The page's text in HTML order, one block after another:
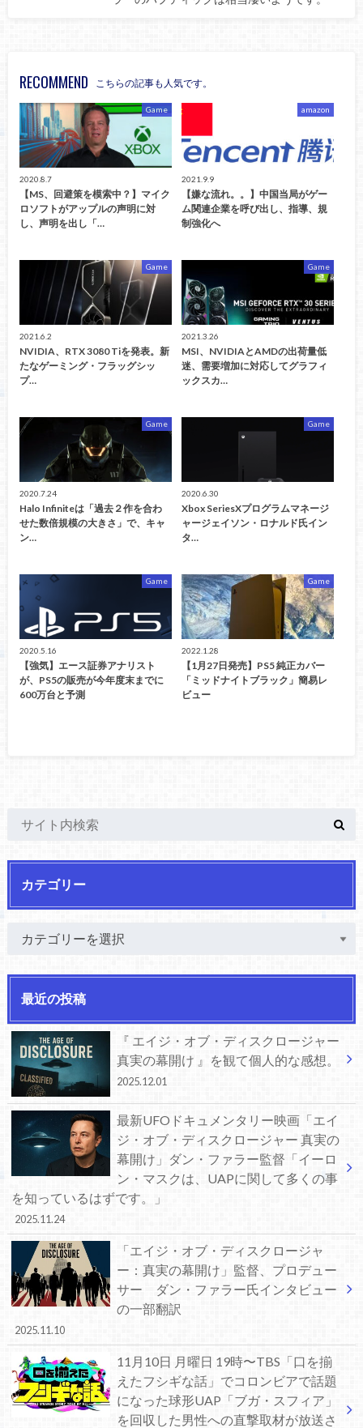
RECOMMEND こちらの記事も人気です。
Game
2020.8.7
【MS、回避策を模索中？】マイク
ロソフトがアップルの声明に対
し、声明を出し「…
amazon
2021.9.9
【嫌な流れ。。】中国当局がゲー
ム関連企業を呼び出し、指導、規
制強化へ
Game
2021.6.2
NVIDIA、RTX 3080 Tiを発表。新
たなゲーミング・フラッグシッ
プ…
Game
2021.3.26
MSI、NVIDIAとAMDの出荷量低
迷、需要増加に対応してグラフィ
ックスカ…
Game
2020.7.24
Halo Infiniteは「過去２作を合わ
せた数倍規模の大きさ」で、キャ
ン…
Game
2020.6.30
Xbox SeriesXプログラムマネージ
ャージェイソン・ロナルド氏イン
タ…
Game
2020.5.16
【強気】エース証券アナリスト
が、PS5の販売が今年度末までに
600万台と予測
Game
2022.1.28
【1月27日発売】PS5 純正カバー
「ミッドナイトブラック」簡易レ
ビュー
カテゴリー
最近の投稿
『 エイジ・オブ・ディスクロージャー
真実の幕開け 』を観て個人的な感想。
2025.12.01
最新UFOドキュメンタリー映画「エイ
ジ・オブ・ディスクロージャー 真実の
幕開け」ダン・ファラー監督「イーロ
ン・マスクは、UAPに関して多くの事
を知っているはずです。」
2025.11.24
「エイジ・オブ・ディスクロージャ
ー：真実の幕開け」監督、プロデュー
サー ダン・ファラー氏インタビュー
の一部翻訳
2025.11.10
11月10日 月曜日 19時〜TBS「口を揃
えたフシギな話」でコロンビアで話題
になった球形UAP「ブガ・スフィア」
を回収した男性への直撃取材が放送さ